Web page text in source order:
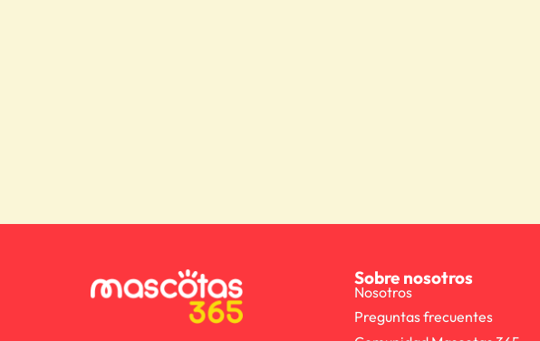
Sobre nosotros
Nosotros
Preguntas frecuentes